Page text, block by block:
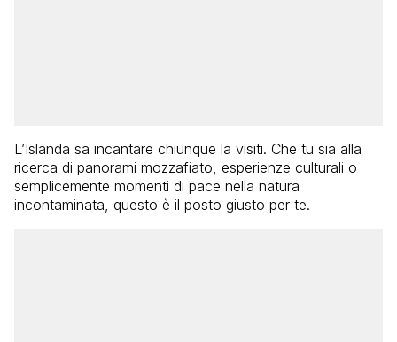
L’Islanda sa incantare chiunque la visiti. Che tu sia alla
ricerca di panorami mozzafiato, esperienze culturali o
semplicemente momenti di pace nella natura
incontaminata, questo è il posto giusto per te.